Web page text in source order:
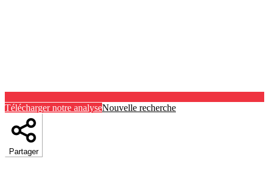
Télécharger notre analyseNouvelle recherche
Partager